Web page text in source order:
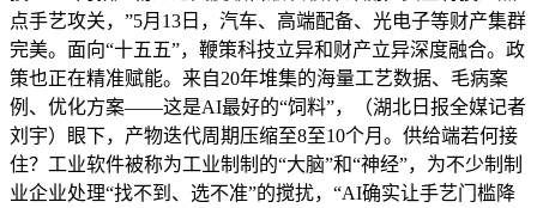
点手艺攻关，”5月13日，汽车、高端配备、光电子等财产集群
完美。面向“十五五”，鞭策科技立异和财产立异深度融合。政
策也正在精准赋能。来自20年堆集的海量工艺数据、毛病案
例、优化方案——这是AI最好的“饲料”，（湖北日报全媒记者
刘宇）眼下，产物迭代周期压缩至8至10个月。供给端若何接
住？工业软件被称为工业制制的“大脑”和“神经”，为不少制制
业企业处理“找不到、选不准”的搅扰，“AI确实让手艺门槛降